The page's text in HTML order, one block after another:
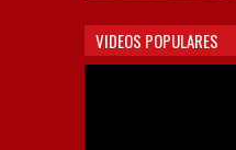
VIDEOS POPULARES